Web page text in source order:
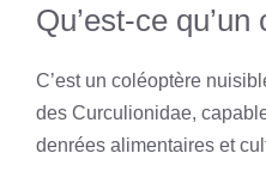
Qu’est-ce
C’est un coléoptère
des Curculionidae,
denrées alimentaires et